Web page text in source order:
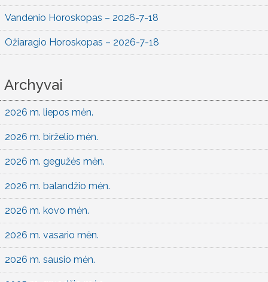
Vandenio Horoskopas – 2026-7-18
Ožiaragio Horoskopas – 2026-7-18
Archyvai
2026 m. liepos mėn.
2026 m. birželio mėn.
2026 m. gegužės mėn.
2026 m. balandžio mėn.
2026 m. kovo mėn.
2026 m. vasario mėn.
2026 m. sausio mėn.